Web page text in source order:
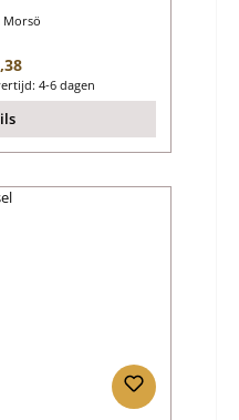
Morsö
prijs:
4-6 dagen